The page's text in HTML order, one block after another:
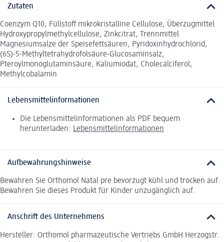
Zutaten
Coenzym Q10, Füllstoff mikrokristalline Cellulose, Überzugmittel
Hydroxypropylmethylcellulose, Zinkcitrat, Trennmittel
Magnesiumsalze der Speisefettsäuren, Pyridoxinhydrochlorid,
(6S)-5-Methyltetrahydrofolsäure-Glucosaminsalz,
Pteroylmonoglutaminsäure, Kaliumiodat, Cholecalciferol,
Methylcobalamin
Lebensmittelinformationen
Die Lebensmittelinformationen als PDF bequem
herunterladen: Lebensmittelinformationen
Aufbewahrungshinweise
Bewahren Sie Orthomol Natal pre bevorzugt kühl und trocken auf.
Bewahren Sie dieses Produkt für Kinder unzugänglich auf.
Anschrift des Unternehmens
Hersteller: Orthomol pharmazeutische Vertriebs GmbH Herzogstr.